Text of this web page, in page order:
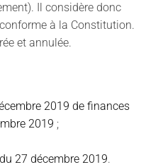
Il considère donc
à la Constitution.
et annulée.
2019 de finances
2019 ;
27 décembre 2019.